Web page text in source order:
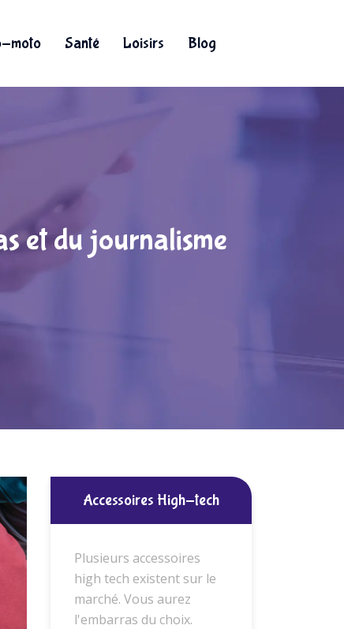
moto Santé Loisirs Blog
et du journalisme
Accessoires High-tech
Plusieurs accessoires
high tech existent sur le
marché. Vous aurez
l'embarras du choix.